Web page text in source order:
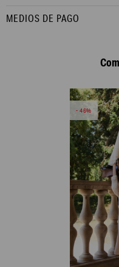
MEDIOS DE PAGO
46